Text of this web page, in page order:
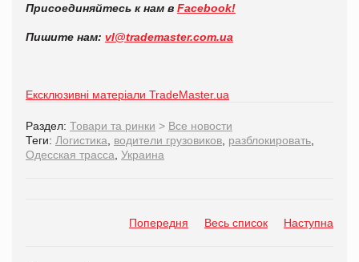
Присоединяйтесь к нам в Facebook!
Пишите нам: vl@trademaster.com.ua
Ексклюзивні матеріали TradeMaster.ua
Раздел: Товари та ринки > Все новости
Теги: Логистика водители грузовиков разблокировать
Одесская трасса Украина
Попередня Весь список Наступна